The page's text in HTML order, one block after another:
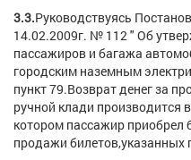
3.3.Руководствуясь
14.02.2009г. № 112 " Об
пассажиров и багажа
городским наземным
пункт 79.Возврат денег за
ручной клади производится
котором пассажир приобрел
продажи билетов,указанных